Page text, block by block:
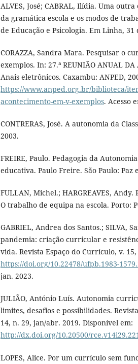
ALVES, José; CABRAL, Ilídia. Uma
da gramática escola e os modos de
de Educação e Psicologia. Em Linha,
CORAZZA, Sandra Mara. Pesquisar o
exemplos. In: 27.ª REUNIÃO ANUAL
Anais eletrônicos. Caxambu: ANPED,
https://www.anped.org.br/biblioteca/
acontecimento-em-v-exemplos. Acesso
CONTRERAS, José. A autonomia da
2003.
FREIRE, Paulo. Pedagogia da
educativa. Paulo Freire. São Paulo: Paz
FULLAN, Michel.; HARGREAVES,
O trabalho de equipa na escola. Porto:
GABRIEL, Andrea dos Santos.; SILVA,
pandemia: criação curricular e
vida. Revista Espaço do Currículo, v.
https://doi.org/10.22478/ufpb.1983-
jan. 2023.
JULIÃO, António Luís. Autonomia
limites, desafios e possibilidades.
14, n. 29, jan/abr. 2019. Disponível em:
http://dx.doi.org/10.20500/
LOPES, Alice. Por um currículo sem